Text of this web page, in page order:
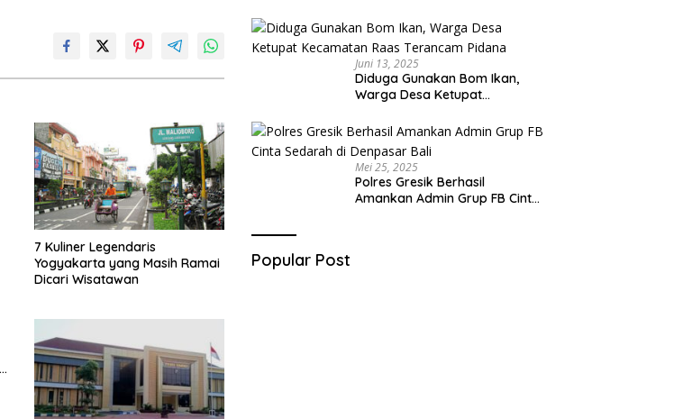
7 Kuliner Legendaris
Yogyakarta yang Masih Ramai
Dicari Wisatawan
Juni 13, 2025
Diduga Gunakan Bom Ikan,
Warga Desa Ketupat
Pidana
Mei 25, 2025
Polres Gresik Berhasil
Amankan Admin Grup FB Cinta
Popular Post